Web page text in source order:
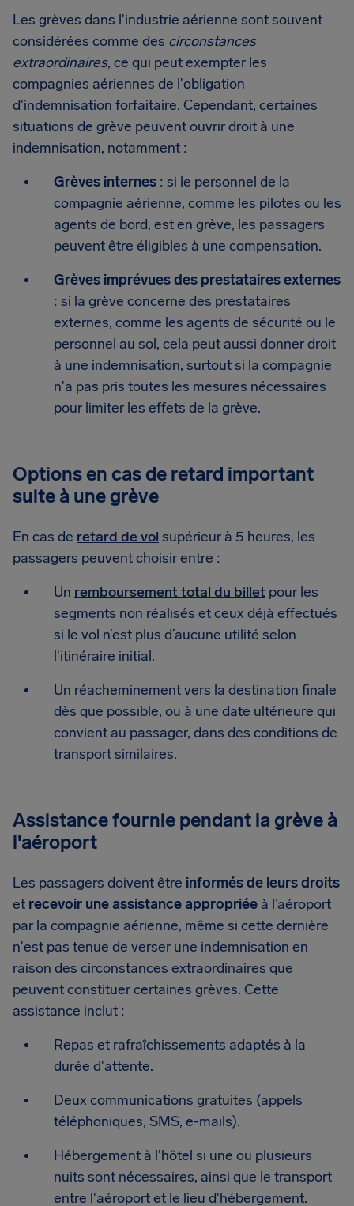
Les grèves dans l'industrie aérienne sont souvent
considérées comme des circonstances
extraordinaires,ce qui peut exempter les
compagnies aériennes de l'obligation
d'indemnisation forfaitaire. Cependant, certaines
situations de grève peuvent ouvrir droit à une
indemnisation, notamment :
Grèves internes : si le personnel de la
compagnie aérienne, comme les pilotes ou les
agents de bord, est en grève, les passagers
peuvent être éligibles à une compensation.
Grèves imprévues des prestataires externes
: si la grève concerne des prestataires
externes, comme les agents de sécurité ou le
personnel au sol, cela peut aussi donner droit
à une indemnisation, surtout si la compagnie
n'a pas pris toutes les mesures nécessaires
pour limiter les effets de la grève.
Options en cas de retard important
suite à une grève
En cas de retard de vol supérieur à 5 heures, les
passagers peuvent choisir entre :
Un remboursement total du billet pour les
segments non réalisés et ceux déjà effectués
si le vol n’est plus d’aucune utilité selon
l'itinéraire initial.
Un réacheminement vers la destination finale
dès que possible, ou à une date ultérieure qui
convient au passager, dans des conditions de
transport similaires.
Assistance fournie pendant la grève à
l'aéroport
Les passagers doivent être informés de leurs droits
et recevoir une assistance appropriée à l’aéroport
par la compagnie aérienne, même si cette dernière
n'est pas tenue de verser une indemnisation en
raison des circonstances extraordinaires que
peuvent constituer certaines grèves. Cette
assistance inclut :
Repas et rafraîchissements adaptés à la
durée d'attente.
Deux communications gratuites (appels
téléphoniques, SMS, e-mails).
Hébergement à l'hôtel si une ou plusieurs
nuits sont nécessaires, ainsi que le transport
entre l'aéroport et le lieu d'hébergement.